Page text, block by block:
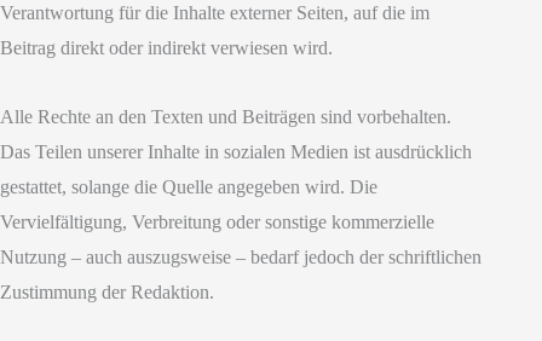
Verantwortung für die Inhalte externer Seiten, auf die im
Beitrag direkt oder indirekt verwiesen wird.
Alle Rechte an den Texten und Beiträgen sind vorbehalten.
Das Teilen unserer Inhalte in sozialen Medien ist ausdrücklich
gestattet, solange die Quelle angegeben wird. Die
Vervielfältigung, Verbreitung oder sonstige kommerzielle
Nutzung – auch auszugsweise – bedarf jedoch der schriftlichen
Zustimmung der Redaktion.